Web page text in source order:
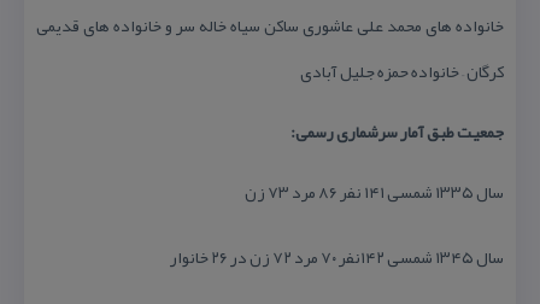
خانواده های محمد علی عاشوری ساكن سیاه خاله سر و خانواده های قدیمی
كرگان – خانواده حمزه جلیل آبادی
جمعیت طبق آمار سرشماری رسمی:
سال ۱۳۳۵ شمسی ۱۴۱ نفر ۸۶ مرد ۷۳ زن
سال ۱۳۴۵ شمسی ۱۴۲نفر ۷۰ مرد ۷۲ زن در ۲۶ خانوار